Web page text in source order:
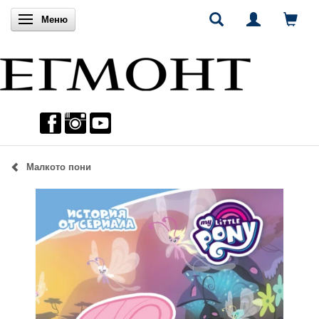
Включи навигацията
Меню
Малкото пони